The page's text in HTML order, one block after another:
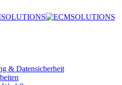
& Datensicherheit